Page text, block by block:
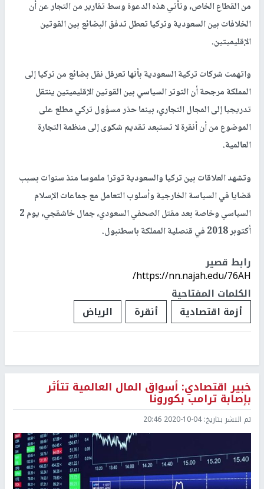
من القطاع الخاص، وتأتي هذه الدعوة وسط تقارير من التجار عن أن
الخلافات بين السعودية وتركيا تعطل تدفق البضائع بين القوتين
الإقليميتين.
واتهمت شركات تركية السعودية بأنها تعرقل نقل بضائع من تركيا إلى
المملكة مرجحة أن التوتر السياسي بين القوتين الإقليميتين ينتقل
تدريجيا إلى المجال التجاري، بينما حذر مسؤول تركي مطلع على
الموضوع من أن أنقرة لا تستبعد تقديم شكوى إلى منظمة التجارة
العالمية.
وتشهد العلاقات بين تركيا والسعودية توترا ملموسا منذ سنوات بسبب
قضايا في السياسة الخارجية وأسلوب التعامل مع جماعات الإسلام
السياسي وخاصة بعد مقتل الصحفي السعودي، جمال خاشقجي، يوم 2
أكتوبر 2018 في قنصلية المملكة باسطنبول.
رابط قصير
https://nn.najah.edu/76AH/
الكلمات المفتاحية
أزمة اقتصادية
أنقرة الرياض
خبير اقتصادي: أسواق المال العالمية تتأثر
بإصابة ترامب بكورونا
تم النشر بتاريخ:2020-10-04 20:46